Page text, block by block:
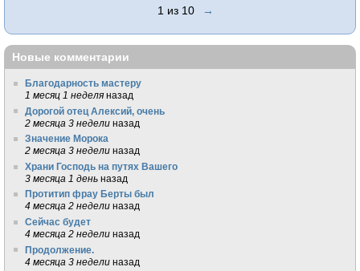
1 из 10 →
Новые комментарии
Благодарность мастеру
1 месяц 1 неделя назад
Дорогой отец Алексий, очень
2 месяца 3 недели назад
Значение Морока
2 месяца 3 недели назад
Храни Господь на путях Вашего
3 месяца 1 день назад
Протитип фрау Берты был
4 месяца 2 недели назад
Сейчас будет
4 месяца 2 недели назад
Продолжение.
4 месяца 3 недели назад